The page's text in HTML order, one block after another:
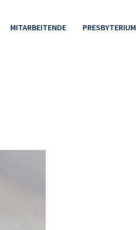
MITARBEITENDE PRESBYTERIUM